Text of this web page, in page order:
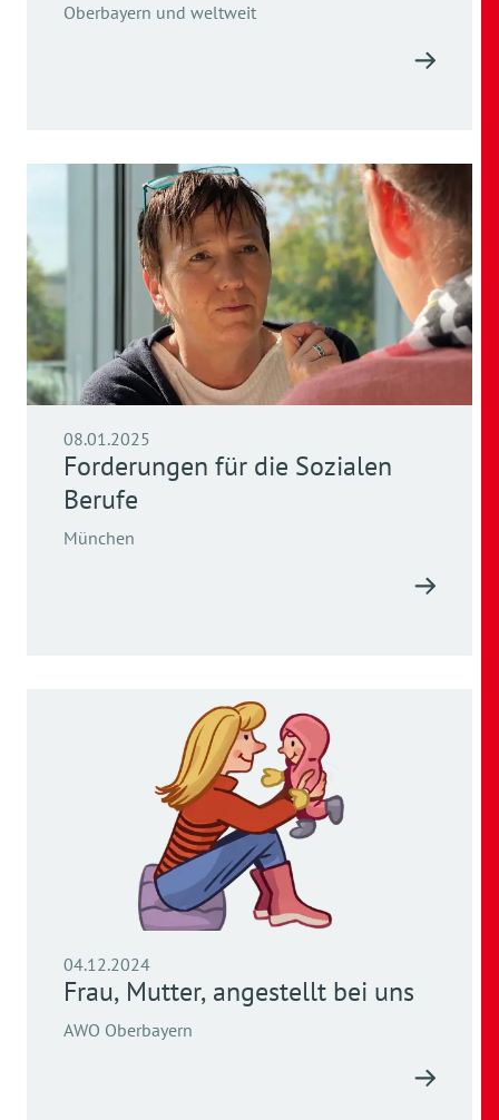
Oberbayern und weltweit
08.01.2025
Forderungen für die Sozialen
Berufe
München
04.12.2024
Frau, Mutter, angestellt bei uns
AWO Oberbayern